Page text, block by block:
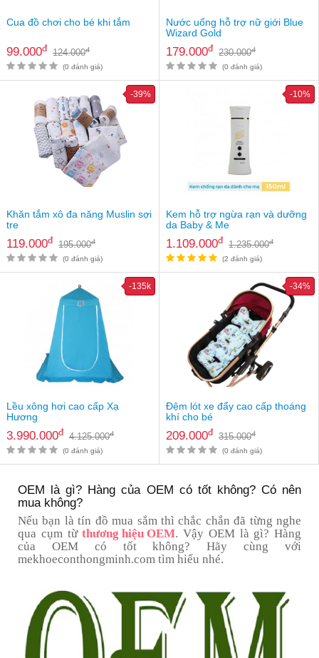
Cua đồ chơi cho bé khi tắm
99.000đ 124.000đ
(0 đánh giá)
Nước uống hỗ trợ nữ giới Blue
Wizard Gold
179.000đ 230.000đ
(0 đánh giá)
Khăn tắm xô đa năng Muslin sợi
tre
119.000đ 195.000đ
-39%
(0 đánh giá)
Kem hỗ trợ ngừa rạn và dưỡng
da Baby & Me
1.109.000đ 1.235.000đ
-10%
(2 đánh giá)
Lều xông hơi cao cấp Xạ
Hương
3.990.000đ 4.125.000đ
-135k
(0 đánh giá)
Đệm lót xe đẩy cao cấp thoáng
khí cho bé
209.000đ 315.000đ
-34%
(0 đánh giá)
OEM là gì? Hàng của OEM có tốt không? Có nên
mua không?
Nếu bạn là tín đồ mua sắm thì chắc chắn đã từng nghe
qua cụm từthương hiệu OEM. Vậy OEM là gì? Hàng
của OEM có tốt không? Hãy cùng với
mekhoeconthongminh.com tìm hiểu nhé.